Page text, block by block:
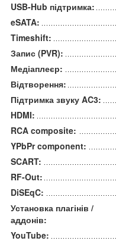
USB-Hub підтримка:
eSATA:
Timeshift:
Запис (PVR):
Медіаплеєр:
Відтворення:
Підтримка звуку AC3:
HDMI:
RCA composite:
YPbPr component:
SCART:
RF-Out:
DiSEqC:
Установка плагінів /
аддонів:
YouTube: